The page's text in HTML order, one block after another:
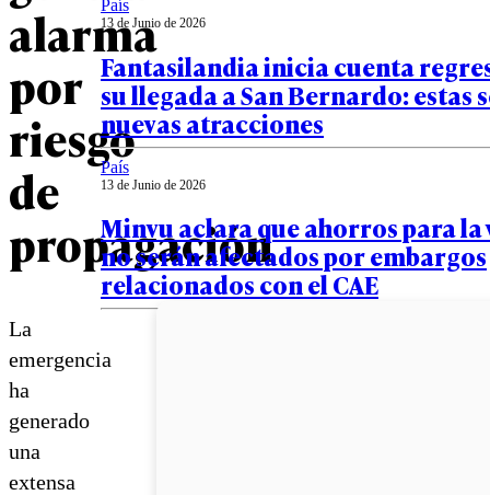
alarma
por
riesgo
de
propagación
La
emergencia
ha
generado
una
extensa
País
13 de Junio de 2026
Fantasilandia inicia cuenta
su llegada a San Bernardo: estas
nuevas atracciones
País
13 de Junio de 2026
Minvu aclara que ahorros para la
no serán afectados por embargos
relacionados con el CAE